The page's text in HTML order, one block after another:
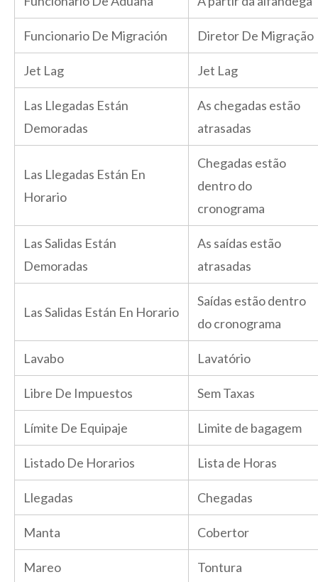
Funcionario De Migración Diretor De Migração
Jet Lag Jet Lag
Las Llegadas Están
Demoradas
As chegadas estão
atrasadas
Las Llegadas Están En
Horario
Chegadas estão
dentro do
cronograma
Las Salidas Están
Demoradas
As saídas estão
atrasadas
Las Salidas Están En Horario
Saídas estão dentro
do cronograma
Lavabo Lavatório
Libre De Impuestos Sem Taxas
Límite De Equipaje Limite de bagagem
Listado De Horarios Lista de Horas
Llegadas Chegadas
Manta Cobertor
Mareo Tontura